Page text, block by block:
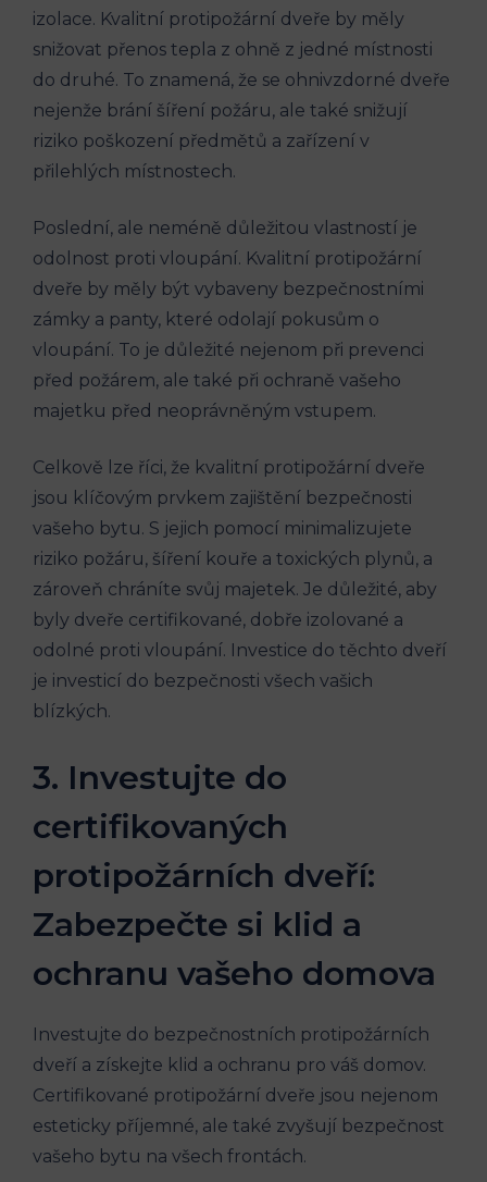
izolace. Kvalitní protipožární dveře by měly
snižovat přenos tepla z ohně z jedné místnosti
do druhé. To znamená, že se ohnivzdorné dveře
nejenže brání šíření požáru, ale také snižují
riziko poškození předmětů a zařízení v
přilehlých místnostech.
Poslední, ale neméně důležitou vlastností je
odolnost proti vloupání. Kvalitní protipožární
dveře by měly být vybaveny bezpečnostními
zámky a panty, které odolají pokusům o
vloupání. To je důležité nejenom při prevenci
před požárem, ale také při ochraně vašeho
majetku před neoprávněným vstupem.
Celkově lze říci, že kvalitní protipožární dveře
jsou klíčovým prvkem zajištění bezpečnosti
vašeho bytu. S jejich pomocí minimalizujete
riziko požáru, šíření kouře a toxických plynů, a
zároveň chráníte svůj majetek. Je důležité, aby
byly dveře certifikované, dobře izolované a
odolné proti vloupání. Investice do těchto dveří
je investicí do bezpečnosti všech vašich
blízkých.
3. Investujte do
certifikovaných
protipožárních dveří:
Zabezpečte si klid a
ochranu vašeho domova
Investujte do bezpečnostních protipožárních
dveří a získejte klid a ochranu pro váš domov.
Certifikované protipožární dveře jsou nejenom
esteticky příjemné, ale také zvyšují bezpečnost
vašeho bytu na všech frontách.